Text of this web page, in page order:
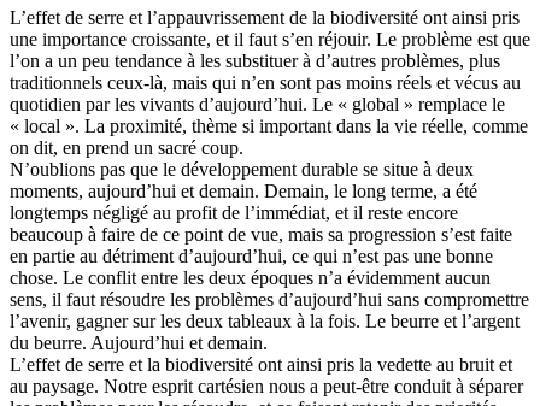
L’effet de serre et l’appauvrissement de la biodiversité ont ainsi pris
une importance croissante, et il faut s’en réjouir. Le problème est que
l’on a un peu tendance à les substituer à d’autres problèmes, plus
traditionnels ceux-là, mais qui n’en sont pas moins réels et vécus au
quotidien par les vivants d’aujourd’hui. Le « global » remplace le
« local ». La proximité, thème si important dans la vie réelle, comme
on dit, en prend un sacré coup.
N’oublions pas que le développement durable se situe à deux
moments, aujourd’hui et demain. Demain, le long terme, a été
longtemps négligé au profit de l’immédiat, et il reste encore
beaucoup à faire de ce point de vue, mais sa progression s’est faite
en partie au détriment d’aujourd’hui, ce qui n’est pas une bonne
chose. Le conflit entre les deux époques n’a évidemment aucun
sens, il faut résoudre les problèmes d’aujourd’hui sans compromettre
l’avenir, gagner sur les deux tableaux à la fois. Le beurre et l’argent
du beurre. Aujourd’hui et demain.
L’effet de serre et la biodiversité ont ainsi pris la vedette au bruit et
au paysage. Notre esprit cartésien nous a peut-être conduit à séparer